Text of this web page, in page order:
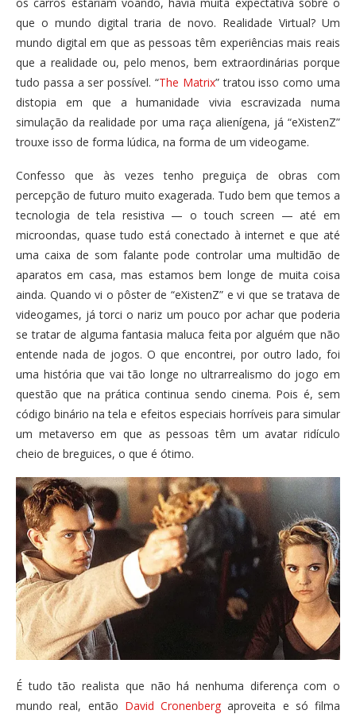
os carros estariam voando, havia muita expectativa sobre o
que o mundo digital traria de novo. Realidade Virtual? Um
mundo digital em que as pessoas têm experiências mais reais
que a realidade ou, pelo menos, bem extraordinárias porque
tudo passa a ser possível. “The Matrix” tratou isso como uma
distopia em que a humanidade vivia escravizada numa
simulação da realidade por uma raça alienígena, já “eXistenZ”
trouxe isso de forma lúdica, na forma de um videogame.
Confesso que às vezes tenho preguiça de obras com
percepção de futuro muito exagerada. Tudo bem que temos a
tecnologia de tela resistiva — o touch screen — até em
microondas, quase tudo está conectado à internet e que até
uma caixa de som falante pode controlar uma multidão de
aparatos em casa, mas estamos bem longe de muita coisa
ainda. Quando vi o pôster de “eXistenZ” e vi que se tratava de
videogames, já torci o nariz um pouco por achar que poderia
se tratar de alguma fantasia maluca feita por alguém que não
entende nada de jogos. O que encontrei, por outro lado, foi
uma história que vai tão longe no ultrarrealismo do jogo em
questão que na prática continua sendo cinema. Pois é, sem
código binário na tela e efeitos especiais horríveis para simular
um metaverso em que as pessoas têm um avatar ridículo
cheio de breguices, o que é ótimo.
É tudo tão realista que não há nenhuma diferença com o
mundo real, então David Cronenberg aproveita e só filma